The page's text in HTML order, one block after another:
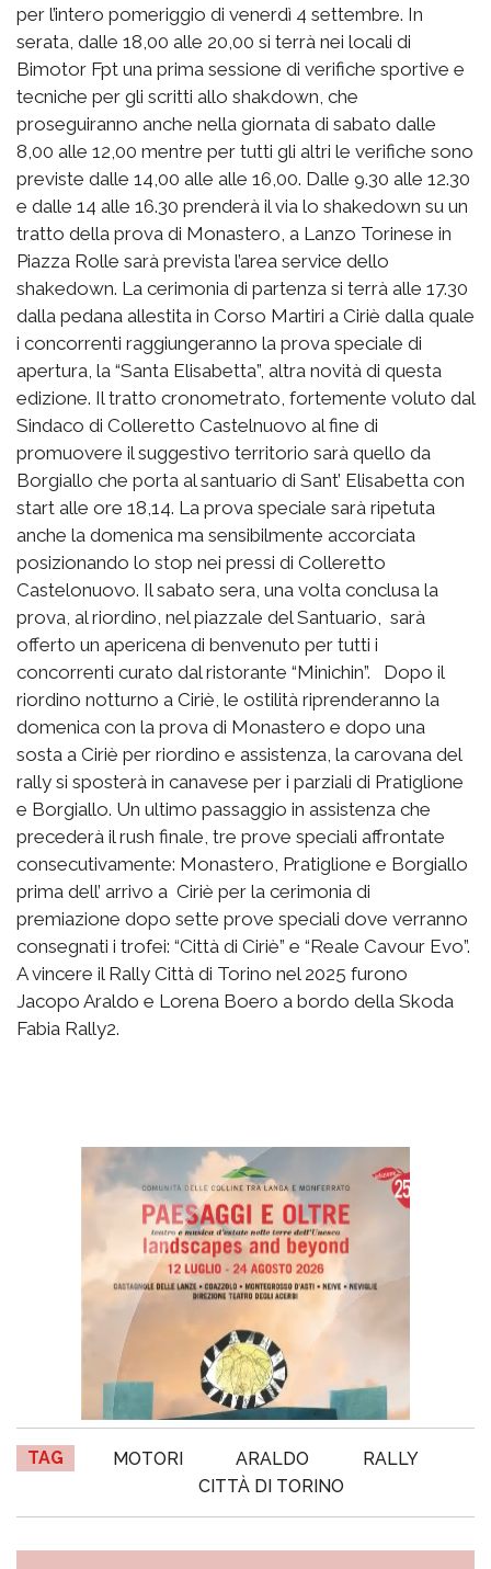
per l’intero pomeriggio di venerdì 4 settembre. In
serata, dalle 18,00 alle 20,00 si terrà nei locali di
Bimotor Fpt una prima sessione di verifiche sportive e
tecniche per gli scritti allo shakdown, che
proseguiranno anche nella giornata di sabato dalle
8,00 alle 12,00 mentre per tutti gli altri le verifiche sono
previste dalle 14,00 alle alle 16,00. Dalle 9.30 alle 12.30
e dalle 14 alle 16.30 prenderà il via lo shakedown su un
tratto della prova di Monastero, a Lanzo Torinese in
Piazza Rolle sarà prevista l’area service dello
shakedown. La cerimonia di partenza si terrà alle 17.30
dalla pedana allestita in Corso Martiri a Ciriè dalla quale
i concorrenti raggiungeranno la prova speciale di
apertura, la “Santa Elisabetta”, altra novità di questa
edizione. Il tratto cronometrato, fortemente voluto dal
Sindaco di Colleretto Castelnuovo al fine di
promuovere il suggestivo territorio sarà quello da
Borgiallo che porta al santuario di Sant’ Elisabetta con
start alle ore 18,14. La prova speciale sarà ripetuta
anche la domenica ma sensibilmente accorciata
posizionando lo stop nei pressi di Colleretto
Castelonuovo. Il sabato sera, una volta conclusa la
prova, al riordino, nel piazzale del Santuario, sarà
offerto un apericena di benvenuto per tutti i
concorrenti curato dal ristorante “Minichin”. Dopo il
riordino notturno a Ciriè, le ostilità riprenderanno la
domenica con la prova di Monastero e dopo una
sosta a Ciriè per riordino e assistenza, la carovana del
rally si sposterà in canavese per i parziali di Pratiglione
e Borgiallo. Un ultimo passaggio in assistenza che
precederà il rush finale, tre prove speciali affrontate
consecutivamente: Monastero, Pratiglione e Borgiallo
prima dell’ arrivo a Ciriè per la cerimonia di
premiazione dopo sette prove speciali dove verranno
consegnati i trofei: “Città di Ciriè” e “Reale Cavour Evo”.
A vincere il Rally Città di Torino nel 2025 furono
Jacopo Araldo e Lorena Boero a bordo della Skoda
Fabia Rally2.
TAG MOTORI ARALDO
RALLY
CITTÀ DI TORINO